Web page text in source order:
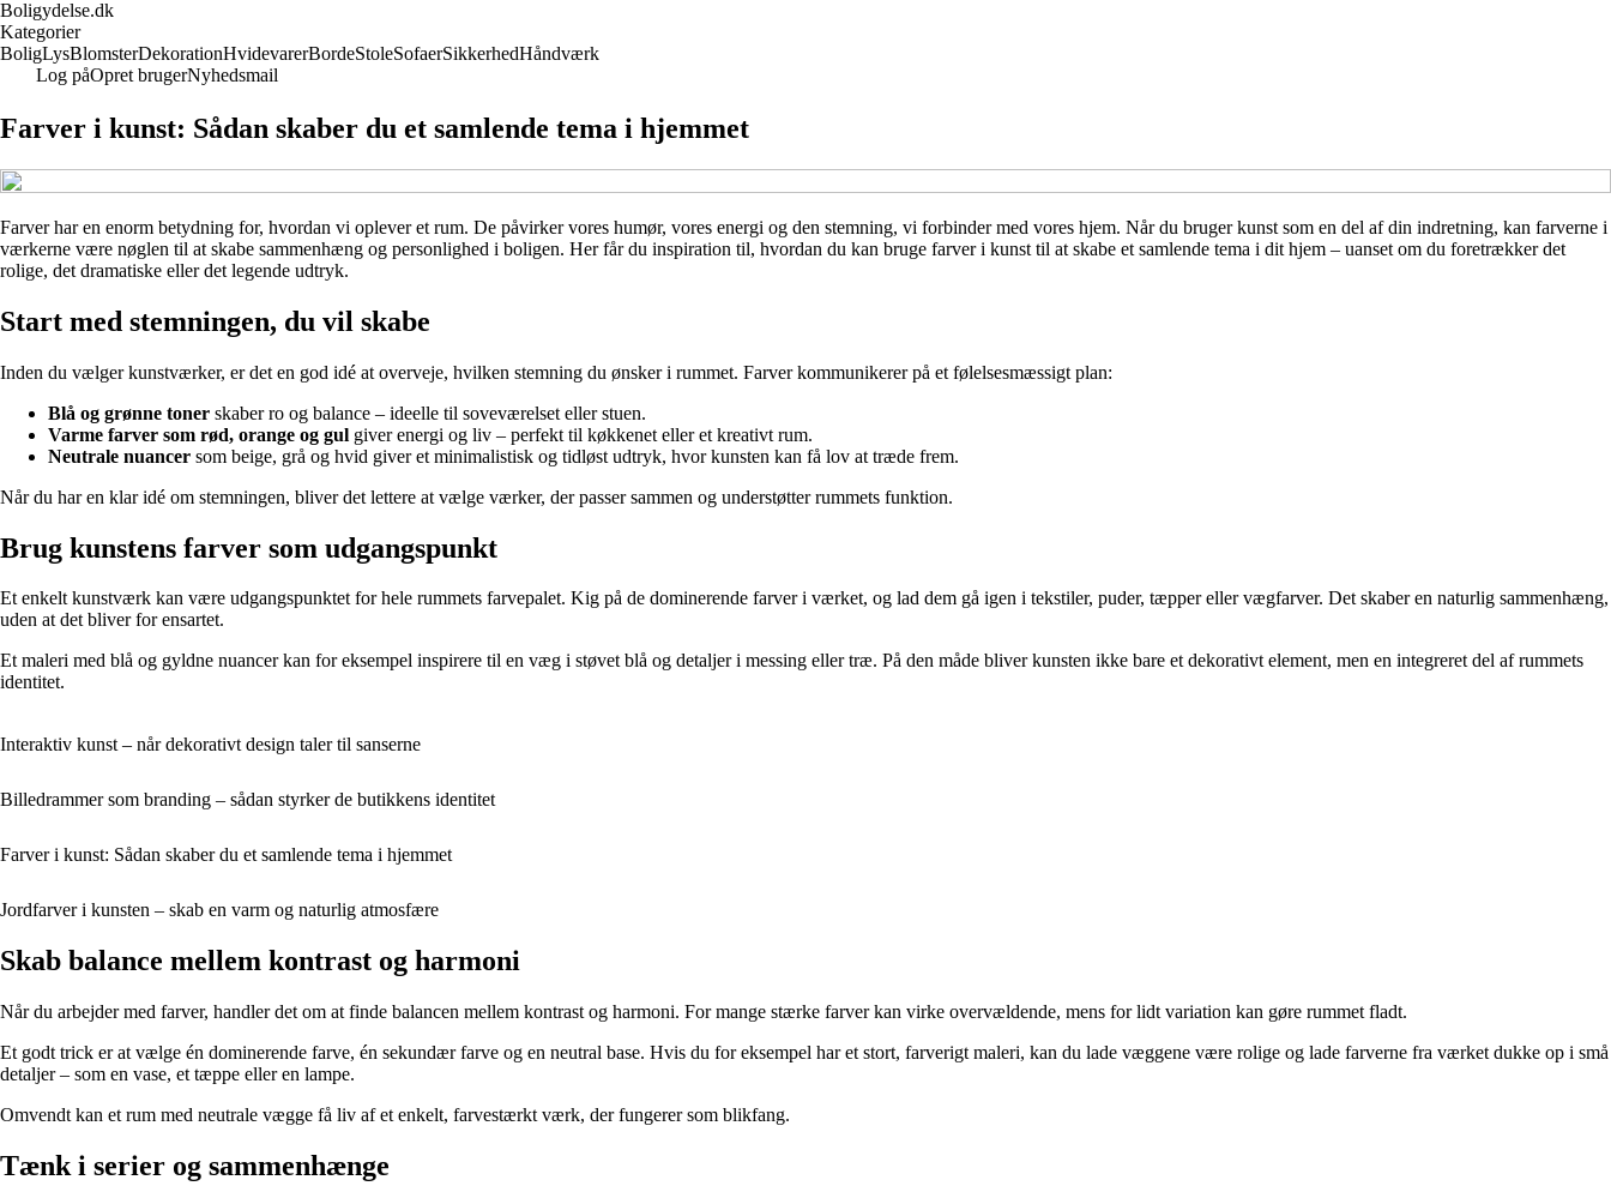
Boligydelse.dk
Kategorier
BoligLysBlomsterDekorationHvidevarerBordeStoleSofaerSikkerhedHåndværk
Log påOpret brugerNyhedsmail
Farver i kunst: Sådan skaber du et samlende tema i hjemmet
Farver har en enorm betydning for, hvordan vi oplever et rum. De påvirker vores humør, vores energi og den stemning, vi forbinder med vores hjem. Når du bruger kunst som en del af din indretning, kan farverne i
værkerne være nøglen til at skabe sammenhæng og personlighed i boligen. Her får du inspiration til, hvordan du kan bruge farver i kunst til at skabe et samlende tema i dit hjem – uanset om du foretrækker det
rolige, det dramatiske eller det legende udtryk.
Start med stemningen, du vil skabe
Inden du vælger kunstværker, er det en god idé at overveje, hvilken stemning du ønsker i rummet. Farver kommunikerer på et følelsesmæssigt plan:
Blå og grønne toner skaber ro og balance – ideelle til soveværelset eller stuen.
Varme farver som rød, orange og gul giver energi og liv – perfekt til køkkenet eller et kreativt rum.
Neutrale nuancer som beige, grå og hvid giver et minimalistisk og tidløst udtryk, hvor kunsten kan få lov at træde frem.
Når du har en klar idé om stemningen, bliver det lettere at vælge værker, der passer sammen og understøtter rummets funktion.
Brug kunstens farver som udgangspunkt
Et enkelt kunstværk kan være udgangspunktet for hele rummets farvepalet. Kig på de dominerende farver i værket, og lad dem gå igen i tekstiler, puder, tæpper eller vægfarver. Det skaber en naturlig sammenhæng,
uden at det bliver for ensartet.
Et maleri med blå og gyldne nuancer kan for eksempel inspirere til en væg i støvet blå og detaljer i messing eller træ. På den måde bliver kunsten ikke bare et dekorativt element, men en integreret del af rummets
identitet.
Interaktiv kunst – når dekorativt design taler til sanserne
Billedrammer som branding – sådan styrker de butikkens identitet
Farver i kunst: Sådan skaber du et samlende tema i hjemmet
Jordfarver i kunsten – skab en varm og naturlig atmosfære
Skab balance mellem kontrast og harmoni
Når du arbejder med farver, handler det om at finde balancen mellem kontrast og harmoni. For mange stærke farver kan virke overvældende, mens for lidt variation kan gøre rummet fladt.
Et godt trick er at vælge én dominerende farve, én sekundær farve og en neutral base. Hvis du for eksempel har et stort, farverigt maleri, kan du lade væggene være rolige og lade farverne fra værket dukke op i små
detaljer – som en vase, et tæppe eller en lampe.
Omvendt kan et rum med neutrale vægge få liv af et enkelt, farvestærkt værk, der fungerer som blikfang.
Tænk i serier og sammenhænge